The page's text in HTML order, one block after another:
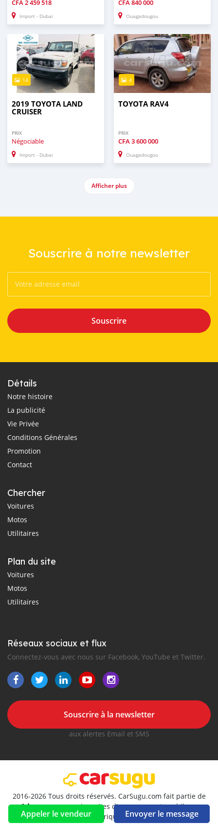
Appeler le vendeur Envoyer le message
CFA2 459 518
Import - Dubai
CFA840 000
Ouagadougou
14
2019 TOYOTA LAND
CRUISER
PRIX
Négociable
Import - Dubai
4
TOYOTA RAV4
PRIX
CFA 3 600 000
Ouagadougou
Afficher plus
Souscrire à notre newsletter
Souscrire
Détails
Notre histoire
La publicité
Vie Privée
Conditions Générales
Promotion
Contact
Chercher
Voitures
Motos
Utilitaires
Plan du site
Voitures
Motos
Utilitaires
Réseaux sociaux et flux
Connectez-vous avec nous sur Facebook, YouTube et Twitter.
Souscrire à la newsletter
aux alertes Email et SMS
2016-2026 Tous droits réservés. CarSugu.com fait partie de
, premiers sites d'annonces automobiles en
Afrique